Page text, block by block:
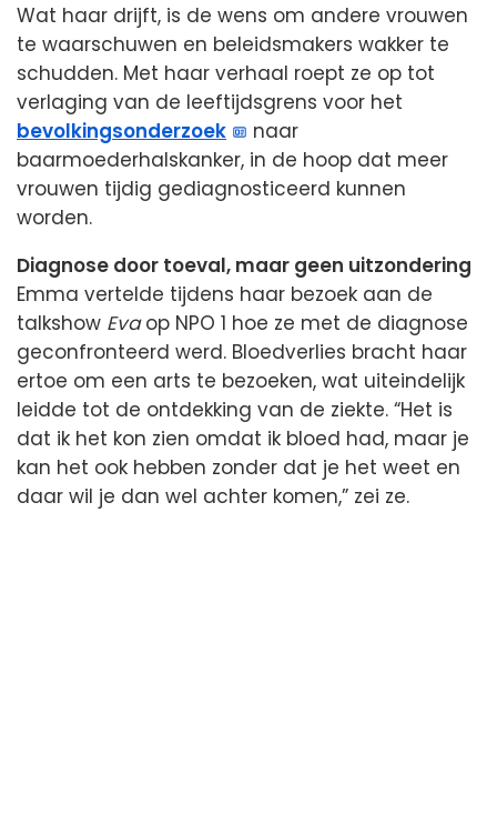
Wat haar drijft, is de wens om andere vrouwen
te waarschuwen en beleidsmakers wakker te
schudden. Met haar verhaal roept ze op tot
verlaging van de leeftijdsgrens voor het
bevolkingsonderzoek
naar
baarmoederhalskanker, in de hoop dat meer
vrouwen tijdig gediagnosticeerd kunnen
worden.
Diagnose door toeval, maar geen uitzondering
Emma vertelde tijdens haar bezoek aan de
talkshow Evaop NPO 1 hoe ze met de diagnose
geconfronteerd werd. Bloedverlies bracht haar
ertoe om een arts te bezoeken, wat uiteindelijk
leidde tot de ontdekking van de ziekte. “Het is
dat ik het kon zien omdat ik bloed had, maar je
kan het ook hebben zonder dat je het weet en
daar wil je dan wel achter komen,” zei ze.